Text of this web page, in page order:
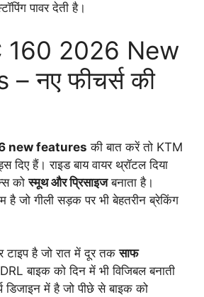
पावर देती है।
160 2026 New
नए फीचर्स की
new features की बात करें तो KTM
हैं। राइड बाय वायर थ्रॉटल दिया
कोस्मूथ और प्रिसाइजबनाता है।
है जो गीली सड़क पर भी बेहतरीन ब्रेकिंग
टाइप है जो रात में दूर तकसाफ
बाइक को दिन में भी विजिबल बनाती
डिजाइन में है जो पीछे से बाइक को